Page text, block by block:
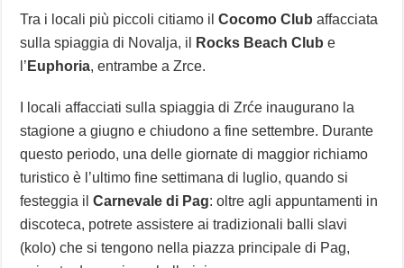
Tra i locali più piccoli citiamo ilCocomo Club affacciata
sulla spiaggia di Novalja, il
Rocks Beach Club e
l’ Euphoria, entrambe a Zrce.
I locali affacciati sulla spiaggia di Zrće inaugurano la
stagione a giugno e chiudono a fine settembre. Durante
questo periodo, una delle giornate di maggior richiamo
turistico è l’ultimo fine settimana di luglio, quando si
festeggia ilCarnevale di Pag: oltre agli appuntamenti in
discoteca, potrete assistere ai tradizionali balli slavi
(kolo) che si tengono nella piazza principale di Pag,